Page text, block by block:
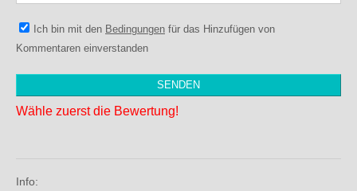
Ich bin mit den Bedingungen für das Hinzufügen von
Kommentaren einverstanden
Wähle zuerst die Bewertung!
Info: